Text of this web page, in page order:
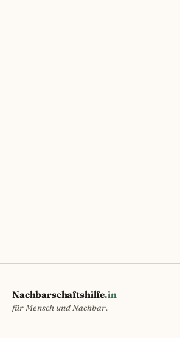
Nachbarschaftshilfe.in
für Mensch und Nachbar.